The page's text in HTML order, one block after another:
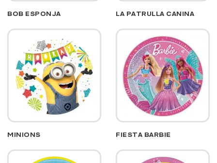
BOB ESPONJA LA PATRULLA CANINA
MINIONS FIESTA BARBIE